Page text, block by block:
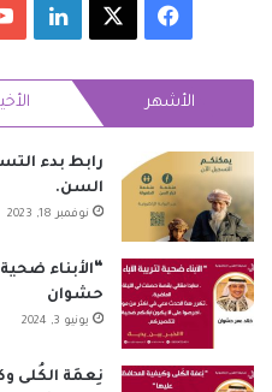
فيسبوك
الأشهر
رابط بدء
السن.
نوفمبر 18, 2023
“الأبناء
حشوان
يونيو 3, 2024
نِعمَة الكُلى